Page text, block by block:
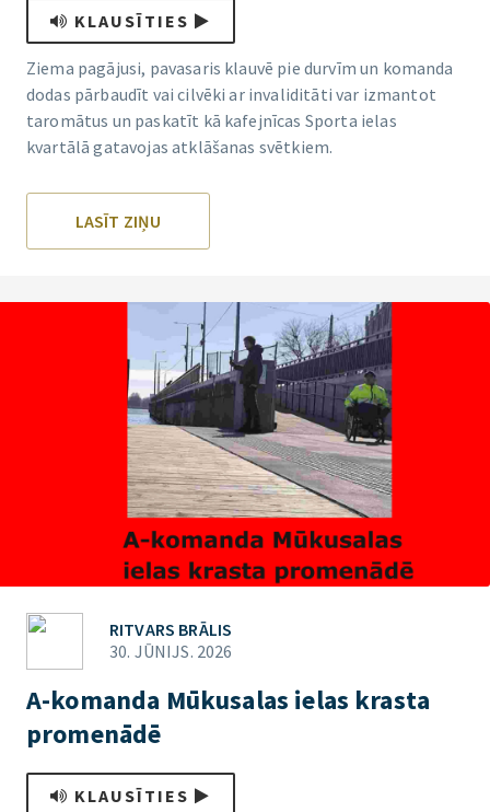
KLAUSĪTIES
Ziema pagājusi, pavasaris klauvē pie durvīm un komanda
dodas pārbaudīt vai cilvēki ar invaliditāti var izmantot
taromātus un paskatīt kā kafejnīcas Sporta ielas
kvartālā gatavojas atklāšanas svētkiem.
LASĪT ZIŅU
RITVARS BRĀLIS
30. JŪNIJS. 2026
A-komanda Mūkusalas ielas krasta
promenādē
KLAUSĪTIES